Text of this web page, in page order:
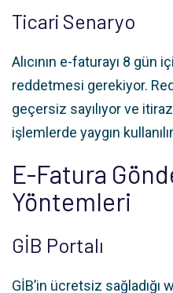
Ticari Senaryo
Alıcının e-faturayı 8 gün
reddetmesi gerekiyor.
geçersiz sayılıyor ve
işlemlerde yaygın
E-Fatura
Yöntemleri
GİB Portalı
GİB’in ücretsiz